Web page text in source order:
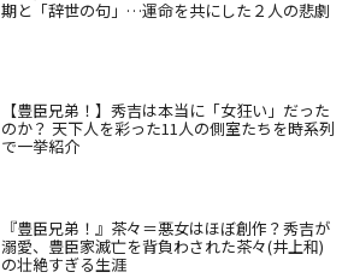
期と「辞世の句」…運命を共にした２人の悲劇
【豊臣兄弟！】秀吉は本当に「女狂い」だった
のか？ 天下人を彩った11人の側室たちを時系列
で一挙紹介
『豊臣兄弟！』茶々＝悪女はほぼ創作？秀吉が
溺愛、豊臣家滅亡を背負わされた茶々(井上和)
の壮絶すぎる生涯